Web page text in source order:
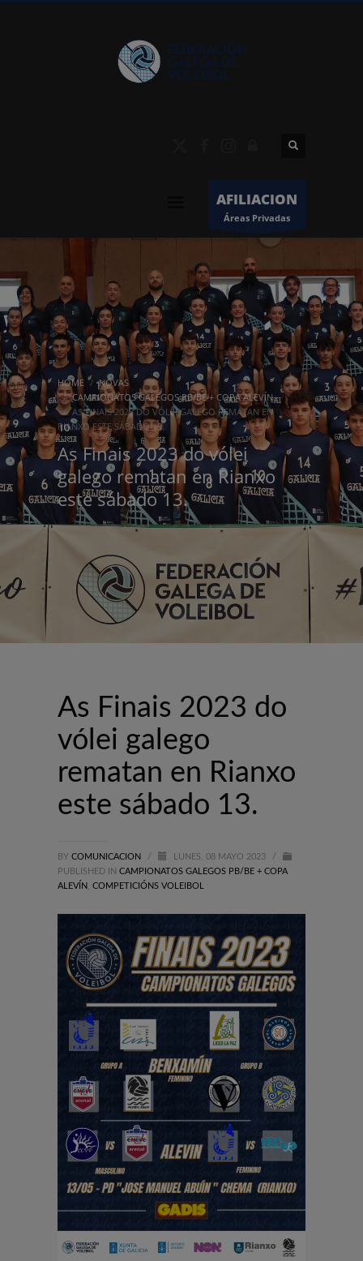
AFILIACION
Áreas Privadas
HOME
NOVAS
CAMPIONATOS GALEGOS PB/BE + COPA ALEVÍN
AS FINAIS 2023 DO VÓLEI GALEGO REMATAN EN
RIANXO ESTE SÁBADO 13.
As Finais 2023 do vólei
galego rematan en Rianxo
este sábado 13.
As Finais 2023 do
vólei galego
rematan en Rianxo
este sábado 13.
BY COMUNICACION / LUNES, 08 MAYO 2023
/
PUBLISHED IN CAMPIONATOS GALEGOS PB/BE + COPA
ALEVÍN
COMPETICIÓNS VOLEIBOL